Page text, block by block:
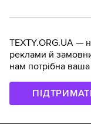
TEXTY.ORG.UA —
реклами й
нам потрібна ваша